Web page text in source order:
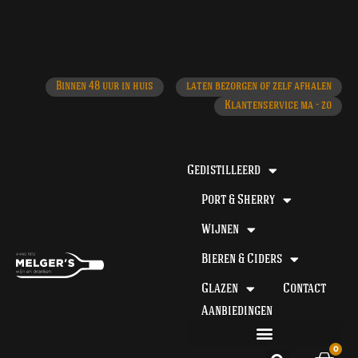
Binnen 48 uur in huis
laten bezorgen of zelf afhalen
Klantenservice ma - zo
Gedistilleerd
Port & Sherry
Wijnen
Bieren & Ciders
Glazen
Contact
Aanbiedingen
0